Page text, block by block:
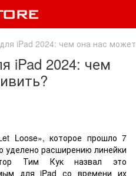
iPad 2024: чем она нас
iPad 2024: чем
Loose», которое прошло 7
уделено расширению линейки
Тим Кук назвал это
для iPad со времени их